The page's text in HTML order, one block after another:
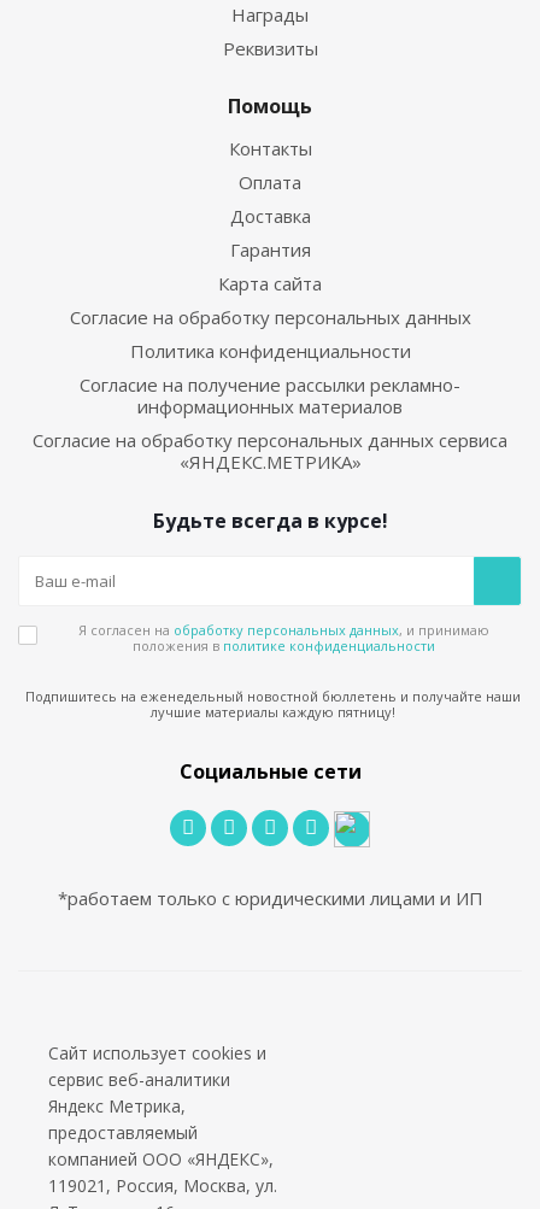
Награды
Реквизиты
Помощь
Контакты
Оплата
Доставка
Гарантия
Карта сайта
Согласие на обработку персональных данных
Политика конфиденциальности
Согласие на получение рассылки рекламно-
информационных материалов
Согласие на обработку персональных данных сервиса
«ЯНДЕКС.МЕТРИКА»
Будьте всегда в курсе!
Я согласен на обработку персональных данных, и принимаю
положения в политике конфиденциальности
Подпишитесь на еженедельный новостной бюллетень и получайте наши
лучшие материалы каждую пятницу!
Социальные сети
*работаем только с юридическими лицами и ИП
мебели.
Производитель имеет право вносить изменения в
техническую документацию с минимальными
изменениями во внешнем виде продукта.
ООО «Алюдеко-К» ИНН 4401028410 ОГРН
1024400509121
Сайт использует cookies и
сервис веб-аналитики
Яндекс Метрика,
предоставляемый
компанией ООО «ЯНДЕКС»,
119021, Россия, Москва, ул.